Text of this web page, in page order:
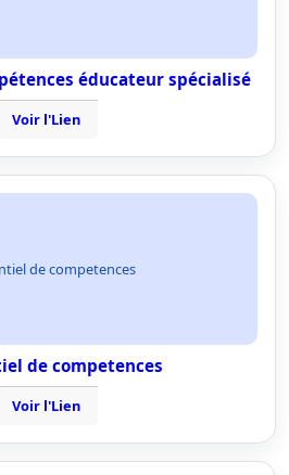
éducateur spécialisé
Voir l'Lien
de competences
de competences
Voir l'Lien